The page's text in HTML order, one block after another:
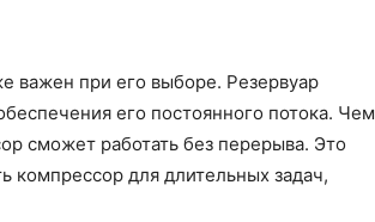
важен при его выборе. Резервуар
его постоянного потока. Чем
сможет работать без перерыва. Это
компрессор для длительных задач,